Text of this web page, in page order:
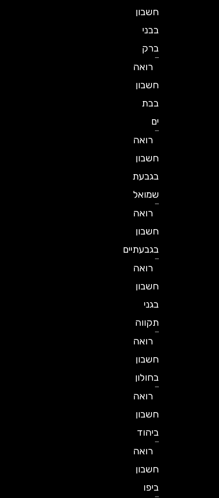
חשבון
רואה
חשבון
רואה
חשבון
בגבעת
שמואל
רואה
חשבון
בגבעתיים
רואה
חשבון
תקווה
רואה
חשבון
בחולון
רואה
חשבון
ביהוד
רואה
חשבון